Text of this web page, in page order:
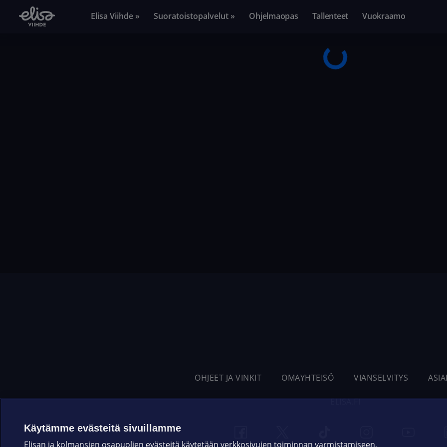
Elisa Viihde » Suoratoistopalvelut » Ohjelmaopas Tallenteet Vuokraamo
OHJEET JA VINKIT OMAYHTEISÖ VIANSELVITYS
ELISA.FI
Käytämme evästeitä sivuillamme
Elisan ja kolmansien osapuolien evästeitä käytetään verkkosivujen toiminnan varmistamiseen,